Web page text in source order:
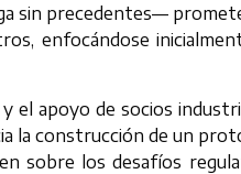
sin precedentes—
enfocándose
y el apoyo de socios
la construcción de un
sobre los desafíos